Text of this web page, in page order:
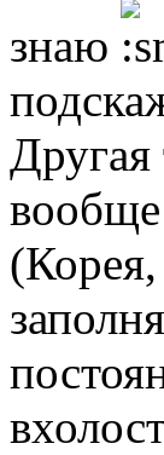
знаю
Другая